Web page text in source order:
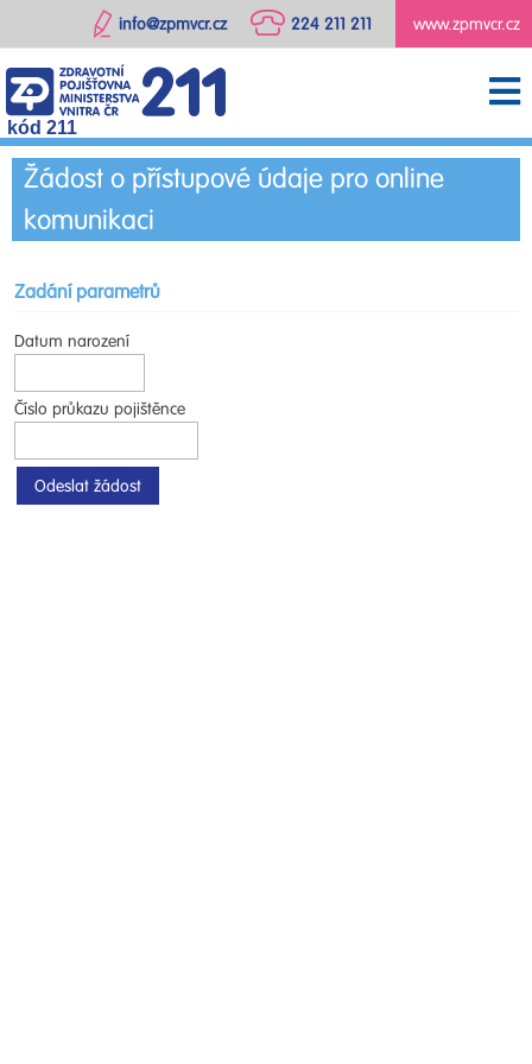
www.zpmvcr.cz
224 211 211
info@zpmvcr.cz
kód 211
Žádost o přístupové údaje pro online
komunikaci
Zadání parametrů
Datum narození
Číslo průkazu pojištěnce